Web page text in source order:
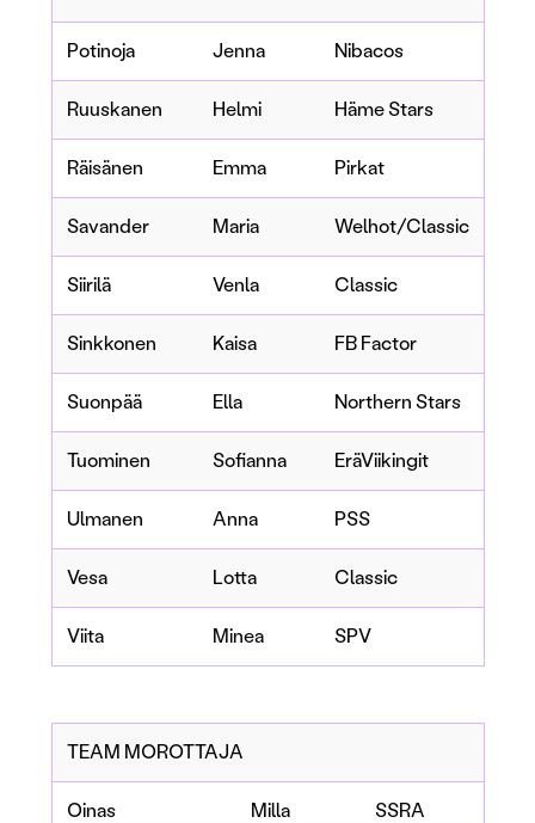
Potinoja Jenna Nibacos
Ruuskanen Helmi Häme Stars
Räisänen Emma Pirkat
Savander Maria Welhot/Classic
Siirilä Venla Classic
Sinkkonen Kaisa FB Factor
Suonpää Ella Northern Stars
Tuominen Sofianna EräViikingit
Ulmanen Anna PSS
Vesa Lotta Classic
Viita Minea SPV
TEAM MOROTTAJA
Oinas Milla SSRA